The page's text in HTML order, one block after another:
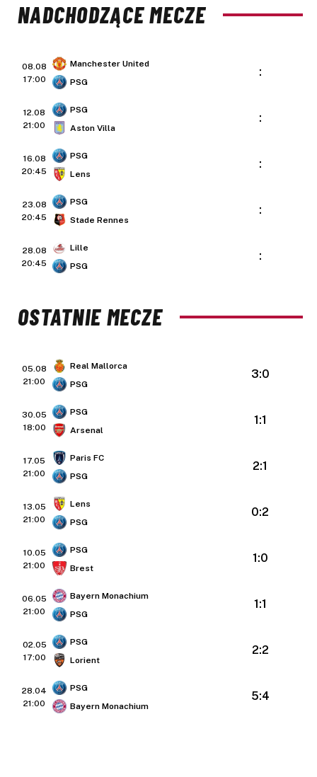
NADCHODZĄCE MECZE
08.08
17:00
Manchester United
PSG
:
12.08
21:00
PSG
Aston Villa
:
16.08
20:45
PSG
Lens
:
23.08
20:45
PSG
Stade Rennes
:
28.08
20:45
Lille
PSG
:
OSTATNIE MECZE
05.08
21:00
Real Mallorca
PSG
3:0
30.05
18:00
PSG
Arsenal
1:1
17.05
21:00
Paris FC
PSG
2:1
13.05
21:00
Lens
PSG
0:2
10.05
21:00
PSG
Brest
1:0
06.05
21:00
Bayern Monachium
PSG
1:1
02.05
17:00
PSG
Lorient
2:2
28.04
21:00
PSG
Bayern Monachium
5:4